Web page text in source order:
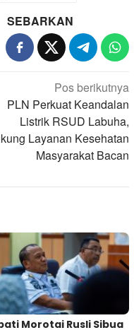
SEBARKAN
Pos berikutnya
PLN Perkuat Keandalan
Listrik RSUD Labuha,
Layanan Kesehatan
Masyarakat Bacan
Morotai Rusli Sibua